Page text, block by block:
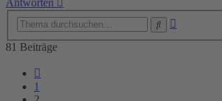
Antworten
81 Beiträge
1